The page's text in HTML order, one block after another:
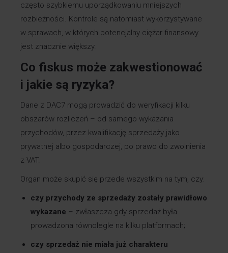
często szybkiemu uporządkowaniu mniejszych
rozbieżności. Kontrole są natomiast wykorzystywane
w sprawach, w których potencjalny ciężar finansowy
jest znacznie większy.
Co fiskus może zakwestionować
i jakie są ryzyka?
Dane z DAC7 mogą prowadzić do weryfikacji kilku
obszarów rozliczeń – od samego wykazania
przychodów, przez kwalifikację sprzedaży jako
prywatnej albo gospodarczej, po prawo do zwolnienia
z VAT.
Organ może skupić się przede wszystkim na tym, czy:
czy przychody ze sprzedaży zostały prawidłowo
wykazane – zwłaszcza gdy sprzedaż była
prowadzona równolegle na kilku platformach;
czy sprzedaż nie miała już charakteru